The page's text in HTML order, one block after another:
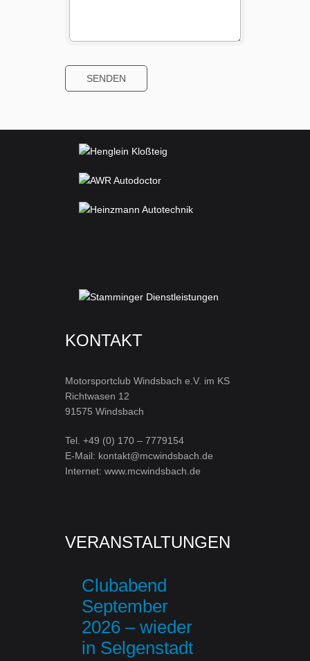
KONTAKT
Motorsportclub Windsbach e.V. im KS
Richtwasen 12
91575 Windsbach
Tel. +49 (0) 170 – 7779154
E-Mail: kontakt@mcwindsbach.de
Internet: www.mcwindsbach.de
VERANSTALTUNGEN
Clubabend
September
2026 – wieder
in Selgenstadt